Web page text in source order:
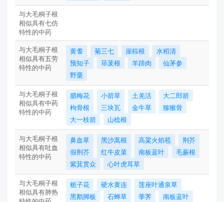
与大毛桐子根
相似具有七仿
特性的中药
与大毛桐子根
相似具有五劳
特性的中药
黄耆 菊三七 崖棕根
水稻清
预知子
荜茇根 羊蹄肉
仙茅参
野粟
与大毛桐子根
相似具有中药
特性的中药
腊梅花 小箭草 土羌活
大二郎箭
枸骨根
三块瓦 金牛草
猕猴骨
大一枝箭
山棯根
与大毛桐子根
相似具有吐血
特性的中药
鼻血草 黑沙蒿根 高粱火焰苞
荆芥
假荆芥
红牛皮菜 南板蓝叶
毛蕨根
紫萁贯众
心叶虎耳草
与大毛桐子根
相似具有肺热
栀子花 硬水黄连
莲座叶通泉草
黑鹅脚板
石蝉草 荸荠 南板蓝叶